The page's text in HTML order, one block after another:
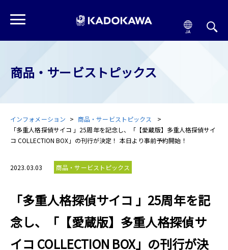
商品・サービストピックス
インフォメーション
商品・サービストピックス
「多重人格探偵サイコ 」25周年を記念し、「【愛蔵版】多重人格探偵サイ
コ COLLECTION BOX」の刊行が決定！ 本日より事前予約開始！
2023.03.03 商品・サービストピックス
「多重人格探偵サイコ 」25周年を記
念し、「【愛蔵版】多重人格探偵サ
イコ COLLECTION BOX」の刊行が決